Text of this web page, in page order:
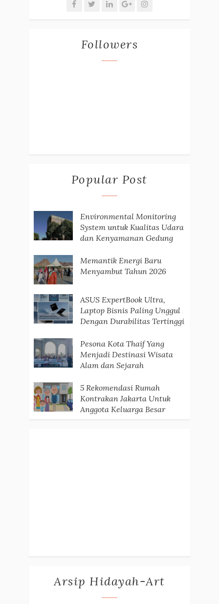
Followers
Popular Post
Environmental Monitoring
System untuk Kualitas Udara
dan Kenyamanan Gedung
Memantik Energi Baru
Menyambut Tahun 2026
ASUS ExpertBook Ultra,
Laptop Bisnis Paling Unggul
Dengan Durabilitas Tertinggi
Pesona Kota Thaif Yang
Menjadi Destinasi Wisata
Alam dan Sejarah
5 Rekomendasi Rumah
Kontrakan Jakarta Untuk
Anggota Keluarga Besar
Arsip Hidayah-Art